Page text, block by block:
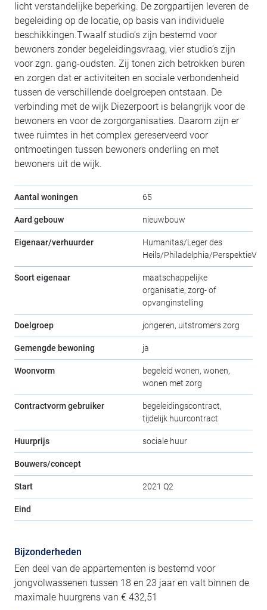
licht verstandelijke beperking. De zorgpartijen leveren de
begeleiding op de locatie, op basis van individuele
beschikkingen.Twaalf studio’s zijn bestemd voor
bewoners zonder begeleidingsvraag, vier studio’s zijn
voor zgn. gang-oudsten. Zij tonen zich betrokken buren
en zorgen dat er activiteiten en sociale verbondenheid
tussen de verschillende doelgroepen ontstaan. De
verbinding met de wijk Diezerpoort is belangrijk voor de
bewoners en voor de zorgorganisaties. Daarom zijn er
twee ruimtes in het complex gereserveerd voor
ontmoetingen tussen bewoners onderling en met
bewoners uit de wijk.
Aantal woningen 65
Aard gebouw nieuwbouw
Eigenaar/verhuurder
Humanitas/Leger des
Heils/Philadelphia/PerspektieV
Soort eigenaar
maatschappelijke
organisatie, zorg- of
opvanginstelling
Doelgroep jongeren, uitstromers zorg
Gemengde bewoning ja
Woonvorm
begeleid wonen, wonen,
wonen met zorg
Contractvorm gebruiker
begeleidingscontract,
tijdelijk huurcontract
Huurprijs sociale huur
Bouwers/concept
Start 2021 Q2
Eind
Bijzonderheden
Een deel van de appartementen is bestemd voor
jongvolwassenen tussen 18 en 23 jaar en valt binnen de
maximale huurgrens van € 432,51